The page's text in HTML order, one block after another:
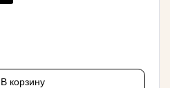
В корзину